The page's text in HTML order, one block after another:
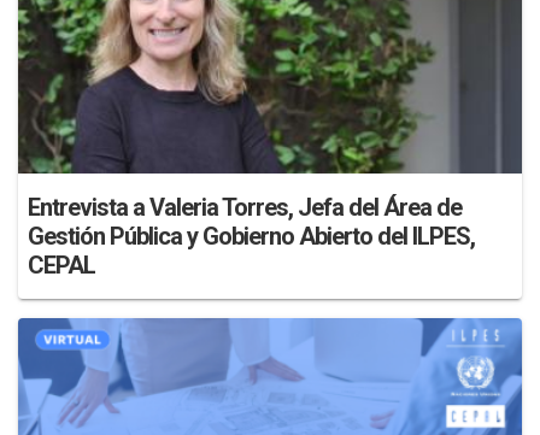
Entrevista a Valeria Torres, Jefa del Área de
Gestión Pública y Gobierno Abierto del ILPES,
CEPAL